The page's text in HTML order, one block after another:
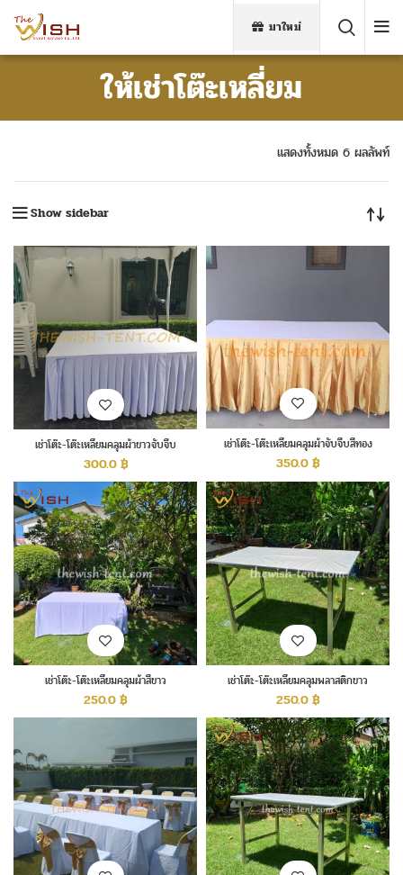
มาใหม่
ให้เช่าโต๊ะเหลี่ยม
แสดงทั้งหมด 6 ผลลัพท์
Show sidebar
เช่าโต๊ะ-โต๊ะเหลี่ยมคลุมผ้าขาวจับจีบ
300.0฿
เช่าโต๊ะ-โต๊ะเหลี่ยมคลุมผ้าจับจีบสีทอง
350.0฿
เช่าโต๊ะ-โต๊ะเหลี่ยมคลุมผ้าสีขาว
250.0฿
เช่าโต๊ะ-โต๊ะเหลี่ยมคลุมพลาสติกขาว
250.0฿